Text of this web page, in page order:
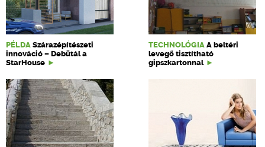
PÉLDA Szárazépítészeti
innováció – Debütál a
StarHouse
TECHNOLÓGIA A beltéri
levegő tisztítható
gipszkartonnal